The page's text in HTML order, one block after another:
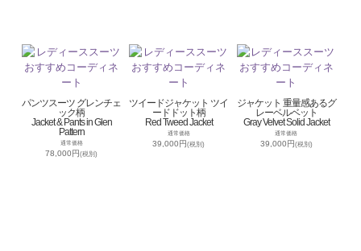
パンツスーツ グレンチェ
ック柄
Jacket & Pants in Glen
Pattern
通常価格
78,000円(税別)
ツイードジャケット ツイ
ードドット柄
Red Tweed Jacket
通常価格
39,000円(税別)
ジャケット 重量感あるグ
レーベルベット
Gray Velvet Solid Jacket
通常価格
39,000円(税別)